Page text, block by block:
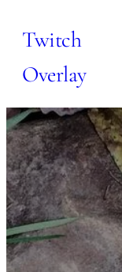
Twitch
Overlay